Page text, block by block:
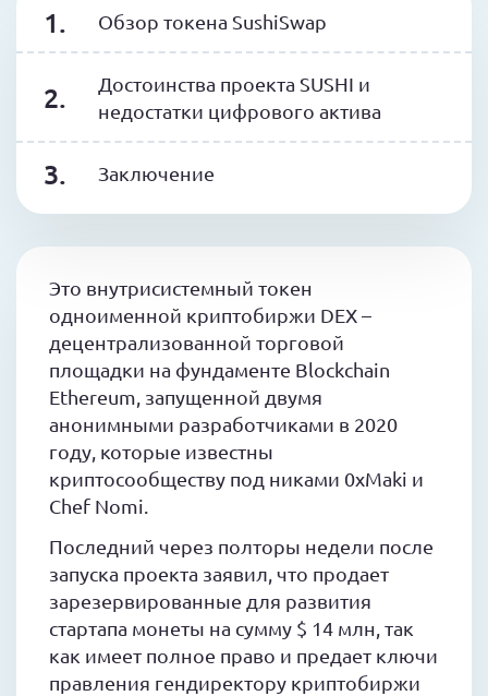
Обзор токена SushiSwap
Достоинства проекта SUSHI и
недостатки цифрового актива
Заключение
Это внутрисистемный токен
одноименной криптобиржи DEX –
децентрализованной торговой
площадки на фундаменте Blockchain
Ethereum, запущенной двумя
анонимными разработчиками в 2020
году, которые известны
криптосообществу под никами 0xMaki и
Chef Nomi.
Последний через полторы недели после
запуска проекта заявил, что продает
зарезервированные для развития
стартапа монеты на сумму $ 14 млн, так
как имеет полное право и предает ключи
правления гендиректору криптобиржи